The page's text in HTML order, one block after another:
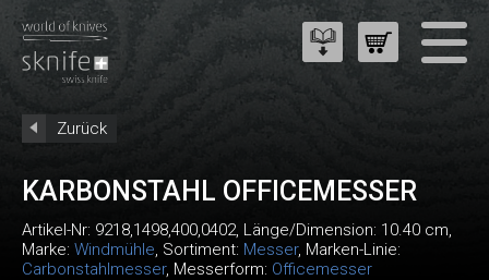
Zurück
KARBONSTAHL OFFICEMESSER
Artikel-Nr: 9218,1498,400,0402, Länge/Dimension: 10.40 cm,
Marke: Windmühle, Sortiment: Messer, Marken-Linie:
Carbonstahlmesser, Messerform: Officemesser